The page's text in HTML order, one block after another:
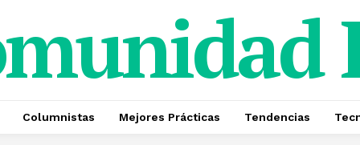
Columnistas Mejores Prácticas Tendencias